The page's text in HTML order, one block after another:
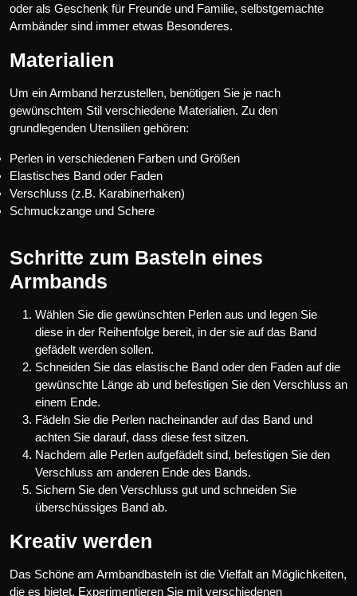
oder als Geschenk für Freunde und Familie, selbstgemachte
Armbänder sind immer etwas Besonderes.
Materialien
Um ein Armband herzustellen, benötigen Sie je nach
gewünschtem Stil verschiedene Materialien. Zu den
grundlegenden Utensilien gehören:
Perlen in verschiedenen Farben und Größen
Elastisches Band oder Faden
Verschluss (z.B. Karabinerhaken)
Schmuckzange und Schere
Schritte zum Basteln eines
Armbands
Wählen Sie die gewünschten Perlen aus und legen Sie
diese in der Reihenfolge bereit, in der sie auf das Band
gefädelt werden sollen.
Schneiden Sie das elastische Band oder den Faden auf die
gewünschte Länge ab und befestigen Sie den Verschluss an
einem Ende.
Fädeln Sie die Perlen nacheinander auf das Band und
achten Sie darauf, dass diese fest sitzen.
Nachdem alle Perlen aufgefädelt sind, befestigen Sie den
Verschluss am anderen Ende des Bands.
Sichern Sie den Verschluss gut und schneiden Sie
überschüssiges Band ab.
Kreativ werden
Das Schöne am Armbandbasteln ist die Vielfalt an Möglichkeiten,
die es bietet. Experimentieren Sie mit verschiedenen